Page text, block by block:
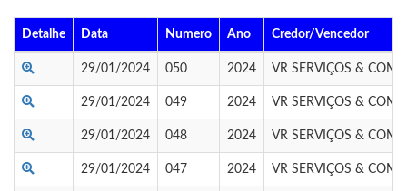
Detalhe Data Numero Ano Credor/Vencedor
29/01/2024 050 2024 VR SERVIÇOS &
29/01/2024 049 2024 VR SERVIÇOS &
29/01/2024 048 2024 VR SERVIÇOS &
29/01/2024 047 2024 VR SERVIÇOS &